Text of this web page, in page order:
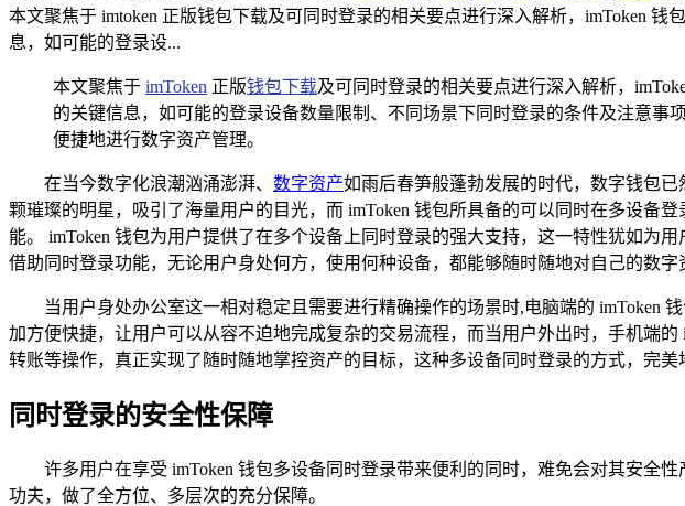
本文聚焦于 imtoken 正版钱包下载及可同时登录的相关要点进行深入解析，imToken
息，如可能的登录设...
本文聚焦于 imToken 正版钱包下载及可同时登录的相关要点进行深入解析，
的关键信息，如可能的登录设备数量限制、不同场景下同时登录的条件及注意事
便捷地进行数字资产管理。
在当今数字化浪潮汹涌澎湃、 数字资产如雨后春笋般蓬勃发展的时代，数字钱包已
颗璀璨的明星，吸引了海量用户的目光，而 imToken 钱包所具备的可以同时在多设备
能。 imToken 钱包为用户提供了在多个设备上同时登录的强大支持，这一特性犹如为
借助同时登录功能，无论用户身处何方，使用何种设备，都能够随时随地对自己的数字
当用户身处办公室这一相对稳定且需要进行精确操作的场景时,电脑端的 imToken
加方便快捷，让用户可以从容不迫地完成复杂的交易流程，而当用户外出时，手机端
转账等操作，真正实现了随时随地掌控资产的目标，这种多设备同时登录的方式，完美
同时登录的安全性保障
许多用户在享受 imToken 钱包多设备同时登录带来便利的同时，难免会对其安全
功夫，做了全方位、多层次的充分保障。